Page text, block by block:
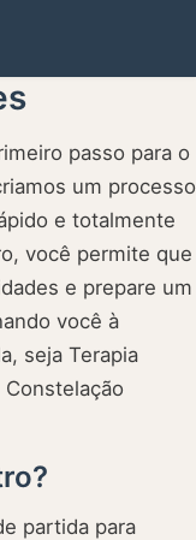
passo para o
um processo
e totalmente
você permite que
e prepare um
você à
seja Terapia
Constelação
partida para